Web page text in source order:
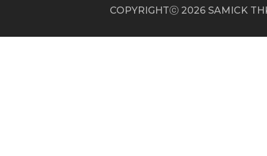
COPYRIGHTⓒ 2026 SAMICK